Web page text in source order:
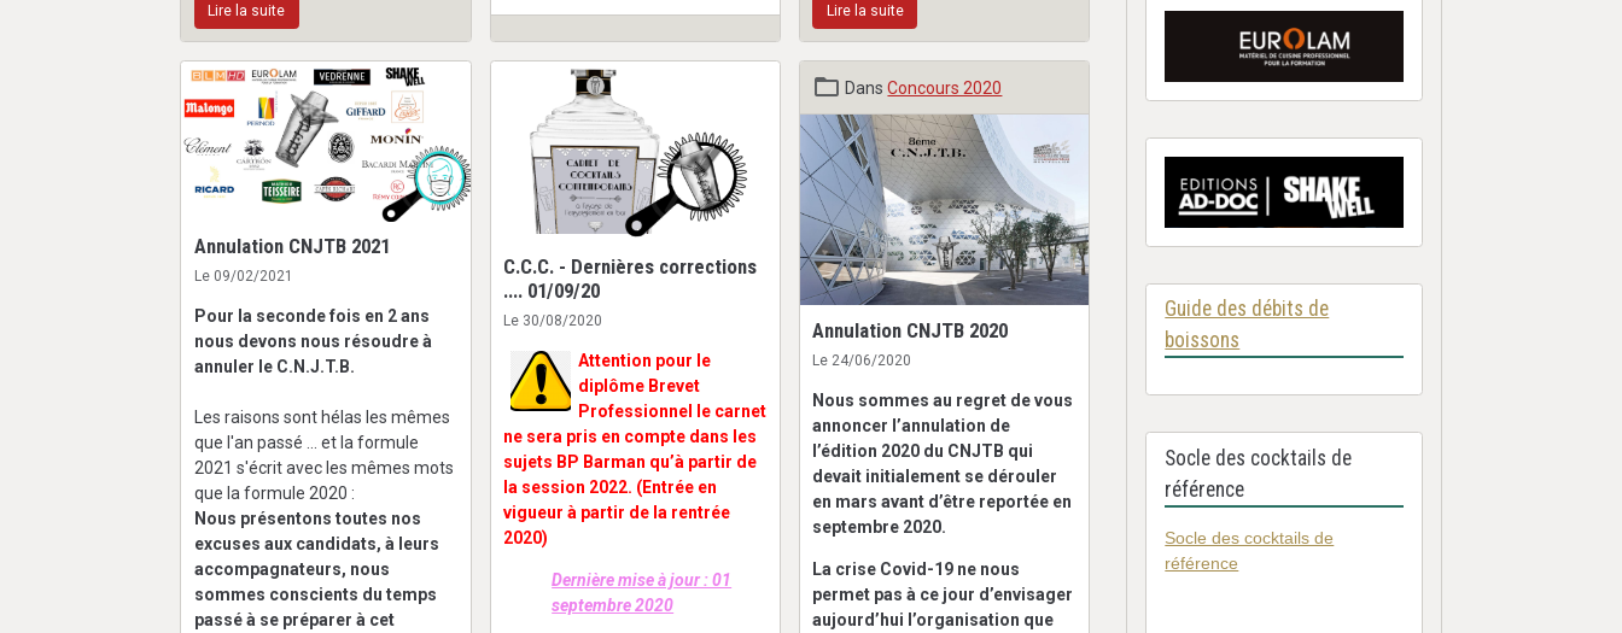
Lire la suite Lire la suite
Annulation CNJTB 2021
Le 09/02/2021
Pour la seconde fois en 2 ans
nous devons nous résoudre à
annuler le C.N.J.T.B.
Les raisons sont hélas les mêmes
que l'an passé ... et la formule
2021 s'écrit avec les mêmes mots
que la formule 2020 :
Nous présentons toutes nos
excuses aux candidats, à leurs
accompagnateurs, nous
sommes conscients du temps
passé à se préparer à cet
C.C.C. - Dernières corrections
.... 01/09/20
Le 30/08/2020
Attention pour le
diplôme Brevet
Professionnel le carnet
ne sera pris en compte dans les
sujets BP Barman qu’à partir de
la session 2022. (Entrée en
vigueur à partir de la rentrée
2020)
Dernière mise à jour : 01
septembre 2020
DansConcours 2020
Annulation CNJTB 2020
Le 24/06/2020
Nous sommes au regret de vous
annoncer l’annulation de
l’édition 2020 du CNJTB qui
devait initialement se dérouler
en mars avant d’être reportée en
septembre 2020.
La crise Covid-19 ne nous
permet pas à ce jour d’envisager
aujourd’hui l’organisation que
Guide des débits de
boissons
Socle des cocktails de
référence
Socle des cocktails de
référence